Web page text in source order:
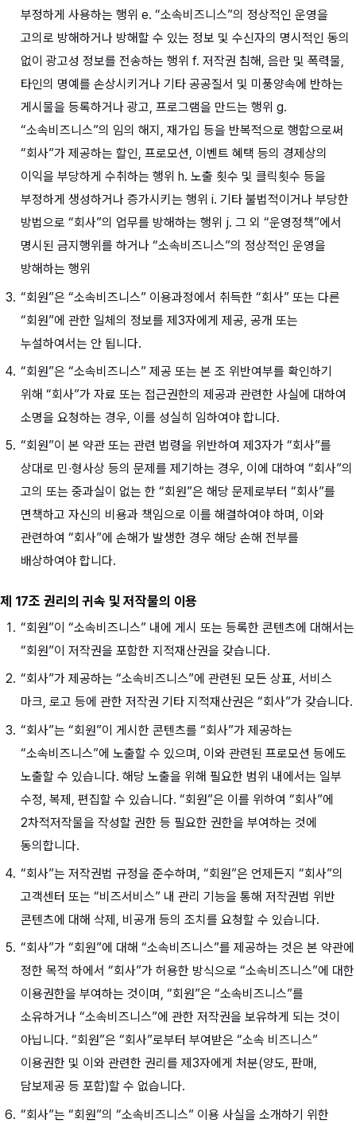
부정하게 사용하는 행위 e. “소속비즈니스”의 정상적인 운영을
고의로 방해하거나 방해할 수 있는 정보 및 수신자의 명시적인 동의
없이 광고성 정보를 전송하는 행위 f. 저작권 침해, 음란 및 폭력물,
타인의 명예를 손상시키거나 기타 공공질서 및 미풍양속에 반하는
게시물을 등록하거나 광고, 프로그램을 만드는 행위 g.
“소속비즈니스”의 임의 해지, 재가입 등을 반복적으로 행함으로써
“회사”가 제공하는 할인, 프로모션, 이벤트 혜택 등의 경제상의
이익을 부당하게 수취하는 행위 h. 노출 횟수 및 클릭횟수 등을
부정하게 생성하거나 증가시키는 행위 i. 기타 불법적이거나 부당한
방법으로 “회사”의 업무를 방해하는 행위 j. 그 외 “운영정책”에서
명시된 금지행위를 하거나 “소속비즈니스”의 정상적인 운영을
방해하는 행위
“회원”은 “소속비즈니스” 이용과정에서 취득한 “회사” 또는 다른
“회원”에 관한 일체의 정보를 제3자에게 제공, 공개 또는
누설하여서는 안 됩니다.
“회원”은 “소속비즈니스” 제공 또는 본 조 위반여부를 확인하기
위해 “회사”가 자료 또는 접근권한의 제공과 관련한 사실에 대하여
소명을 요청하는 경우, 이를 성실히 임하여야 합니다.
“회원”이 본 약관 또는 관련 법령을 위반하여 제3자가 “회사”를
상대로 민∙형사상 등의 문제를 제기하는 경우, 이에 대하여 “회사”의
고의 또는 중과실이 없는 한 “회원”은 해당 문제로부터 “회사”를
면책하고 자신의 비용과 책임으로 이를 해결하여야 하며, 이와
관련하여 “회사”에 손해가 발생한 경우 해당 손해 전부를
배상하여야 합니다.
제 17조 권리의 귀속 및 저작물의 이용
“회원”이 “소속비즈니스” 내에 게시 또는 등록한 콘텐츠에 대해서는
“회원”이 저작권을 포함한 지적재산권을 갖습니다.
“회사”가 제공하는 “소속비즈니스”에 관련된 모든 상표, 서비스
마크, 로고 등에 관한 저작권 기타 지적재산권은 “회사”가 갖습니다.
“회사”는 “회원”이 게시한 콘텐츠를 “회사”가 제공하는
“소속비즈니스”에 노출할 수 있으며, 이와 관련된 프로모션 등에도
노출할 수 있습니다. 해당 노출을 위해 필요한 범위 내에서는 일부
수정, 복제, 편집할 수 있습니다. “회원”은 이를 위하여 “회사”에
2차적저작물을 작성할 권한 등 필요한 권한을 부여하는 것에
동의합니다.
“회사”는 저작권법 규정을 준수하며, “회원”은 언제든지 “회사”의
고객센터 또는 “비즈서비스” 내 관리 기능을 통해 저작권법 위반
콘텐츠에 대해 삭제, 비공개 등의 조치를 요청할 수 있습니다.
“회사”가 “회원”에 대해 “소속비즈니스”를 제공하는 것은 본 약관에
정한 목적 하에서 “회사”가 허용한 방식으로 “소속비즈니스”에 대한
이용권한을 부여하는 것이며, “회원”은 “소속비즈니스”를
소유하거나 “소속비즈니스”에 관한 저작권을 보유하게 되는 것이
아닙니다. “회원”은 “회사”로부터 부여받은 “소속 비즈니스”
이용권한 및 이와 관련한 권리를 제3자에게 처분(양도, 판매,
담보제공 등 포함)할 수 없습니다.
“회사”는 “회원”의 “소속비즈니스” 이용 사실을 소개하기 위한